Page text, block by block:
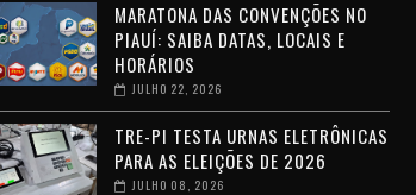
MARATONA DAS CONVENÇÕES NO
PIAUÍ: SAIBA DATAS, LOCAIS E
HORÁRIOS
JULHO 22, 2026
TRE-PI TESTA URNAS ELETRÔNICAS
PARA AS ELEIÇÕES DE 2026
JULHO 08, 2026